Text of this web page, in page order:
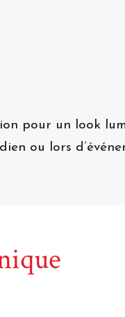
pour un look
ou lors